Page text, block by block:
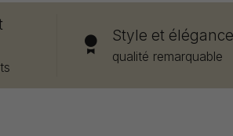
Style et élégance
qualité remarquable